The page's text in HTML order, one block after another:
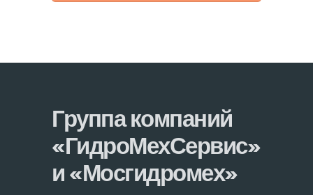
Крышка
всасывающая
160
72-
ст35Л
Группа компаний
«ГидроМехСервис»
и «Мосгидромех»